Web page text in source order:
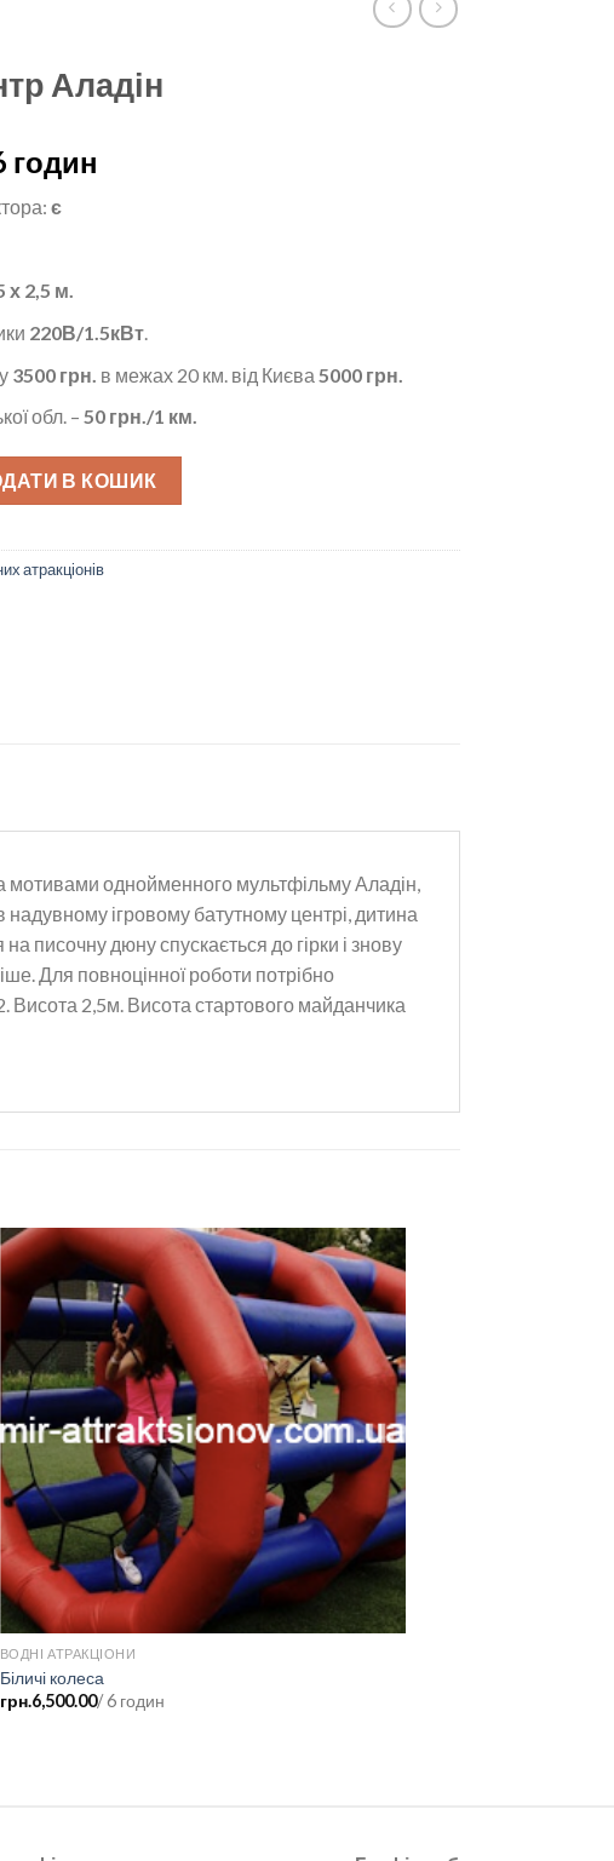
Аладін
годин
є
х 2,5 м.
220В/1.5кВт.
3500 грн. в межах 20 км. від Києва 5000 грн.
обл. – 50грн./1 км.
В КОШИК
атракціонів
мотивами однойменного мультфільму Аладін,
ігровому батутному центрі, дитина
писочну дюну спускається до гірки і знову
Для повноцінної роботи потрібно
Висота 2,5м. Висота стартового майданчика
ВОДНІ АТРАКЦІОНИ
Біличі колеса
грн.6,500.00/ 6 годин